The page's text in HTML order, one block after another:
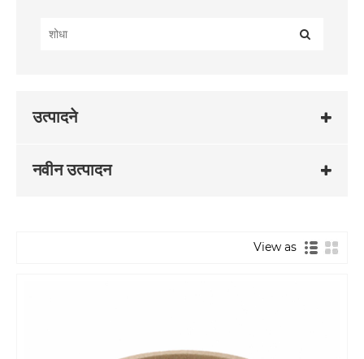
उत्पादने
नवीन उत्पादन
View as